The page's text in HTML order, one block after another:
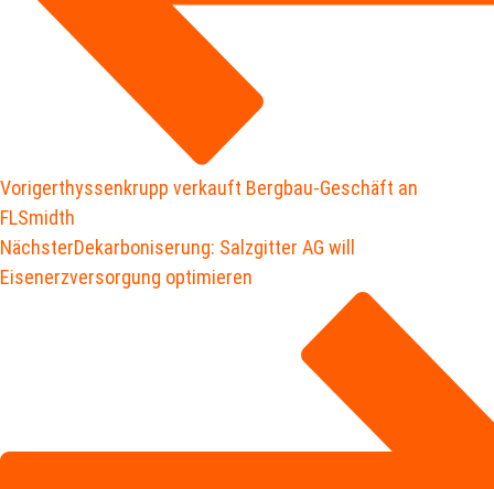
Vorigerthyssenkrupp verkauft Bergbau-Geschäft an
FLSmidth
NächsterDekarboniserung: Salzgitter AG will
Eisenerzversorgung optimieren